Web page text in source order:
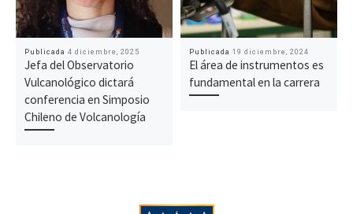
Publicada 4 diciembre, 2025
Jefa del Observatorio
Vulcanológico dictará
conferencia en Simposio
Chileno de Volcanología
Publicada 19 diciembre, 2024
El área de instrumentos es
fundamental en la carrera